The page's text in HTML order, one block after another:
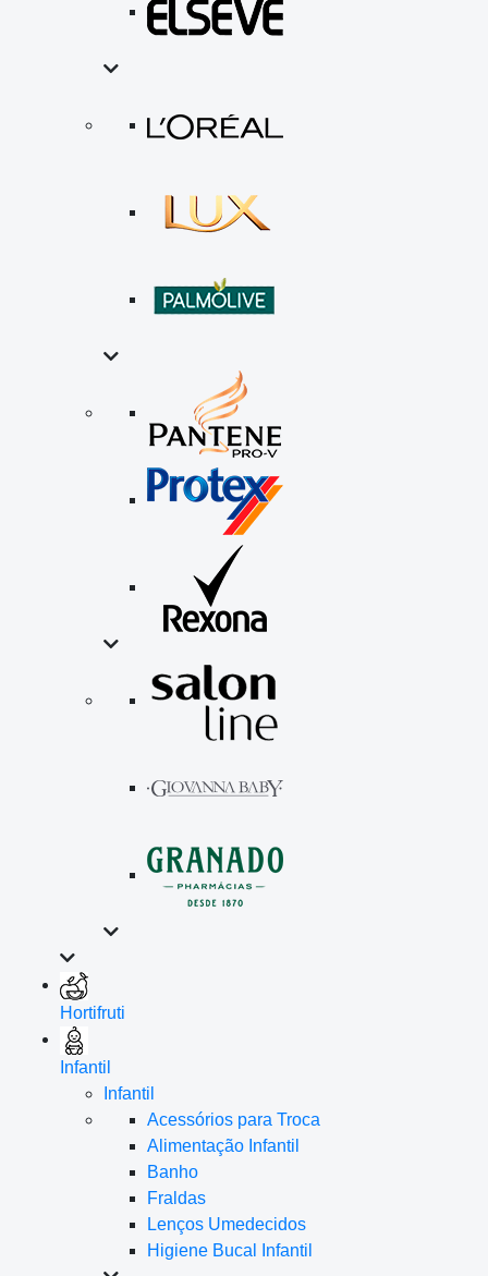
Hortifruti
Infantil
Infantil
Acessórios para Troca
Alimentação Infantil
Banho
Fraldas
Lenços Umedecidos
Higiene Bucal Infantil